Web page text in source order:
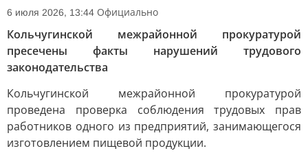
6 июля 2026, 13:44 Официально
Кольчугинской межрайонной прокуратурой
пресечены факты нарушений трудового
законодательства
Кольчугинской межрайонной прокуратурой
проведена проверка соблюдения трудовых прав
работников одного из предприятий, занимающегося
изготовлением пищевой продукции.